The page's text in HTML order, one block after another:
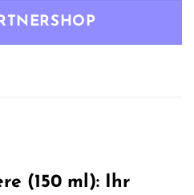
ist:
(150 ml): Ihr